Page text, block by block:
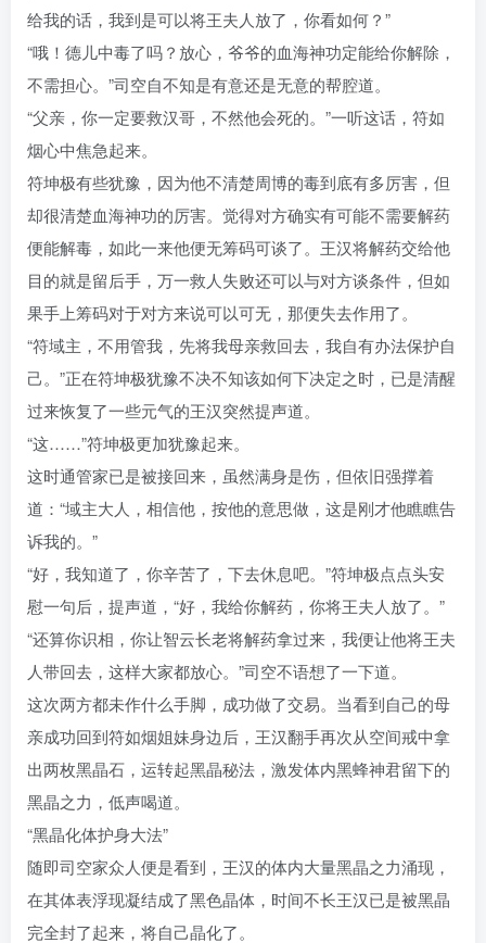
给我的话，我到是可以将王夫人放了，你看如何？”
“哦！德儿中毒了吗？放心，爷爷的血海神功定能给你解除，
不需担心。”司空自不知是有意还是无意的帮腔道。
“父亲，你一定要救汉哥，不然他会死的。”一听这话，符如
烟心中焦急起来。
符坤极有些犹豫，因为他不清楚周博的毒到底有多厉害，但
却很清楚血海神功的厉害。觉得对方确实有可能不需要解药
便能解毒，如此一来他便无筹码可谈了。王汉将解药交给他
目的就是留后手，万一救人失败还可以与对方谈条件，但如
果手上筹码对于对方来说可以可无，那便失去作用了。
“符域主，不用管我，先将我母亲救回去，我自有办法保护自
己。”正在符坤极犹豫不决不知该如何下决定之时，已是清醒
过来恢复了一些元气的王汉突然提声道。
“这……”符坤极更加犹豫起来。
这时通管家已是被接回来，虽然满身是伤，但依旧强撑着
道：“域主大人，相信他，按他的意思做，这是刚才他瞧瞧告
诉我的。”
“好，我知道了，你辛苦了，下去休息吧。”符坤极点点头安
慰一句后，提声道，“好，我给你解药，你将王夫人放了。”
“还算你识相，你让智云长老将解药拿过来，我便让他将王夫
人带回去，这样大家都放心。”司空不语想了一下道。
这次两方都未作什么手脚，成功做了交易。当看到自己的母
亲成功回到符如烟姐妹身边后，王汉翻手再次从空间戒中拿
出两枚黑晶石，运转起黑晶秘法，激发体内黑蜂神君留下的
黑晶之力，低声喝道。
“黑晶化体护身大法”
随即司空家众人便是看到，王汉的体内大量黑晶之力涌现，
在其体表浮现凝结成了黑色晶体，时间不长王汉已是被黑晶
完全封了起来，将自己晶化了。